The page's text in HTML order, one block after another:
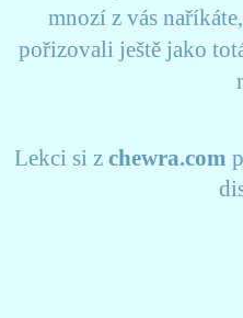
mnozí z vás
pořizovali ještě jako
Lekci si z chewra.com